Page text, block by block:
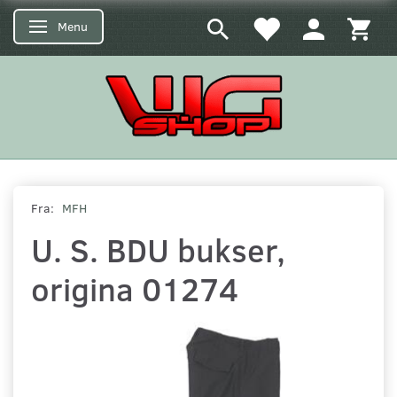
Skifte navigation
Menu
Fra: MFH
U. S. BDU bukser,
origina 01274